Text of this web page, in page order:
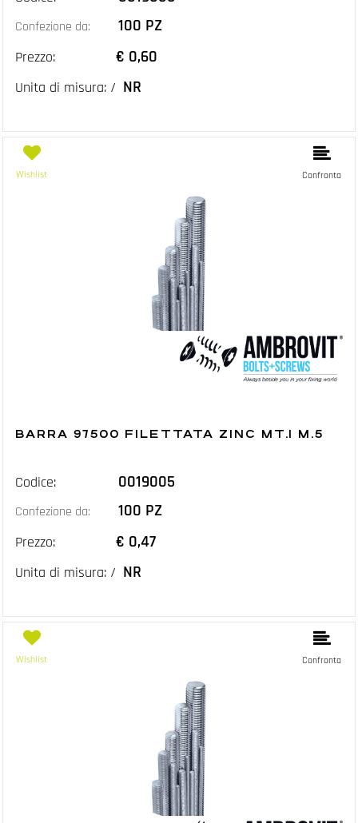
Confezione da: 100 PZ
Prezzo: € 0,60
Unita di misura: / NR
Wishlist Confronta
BARRA 97500 FILETTATA ZINC MT.1 M.5
Codice: 0019005
Confezione da: 100 PZ
Prezzo: € 0,47
Unita di misura: / NR
Wishlist Confronta